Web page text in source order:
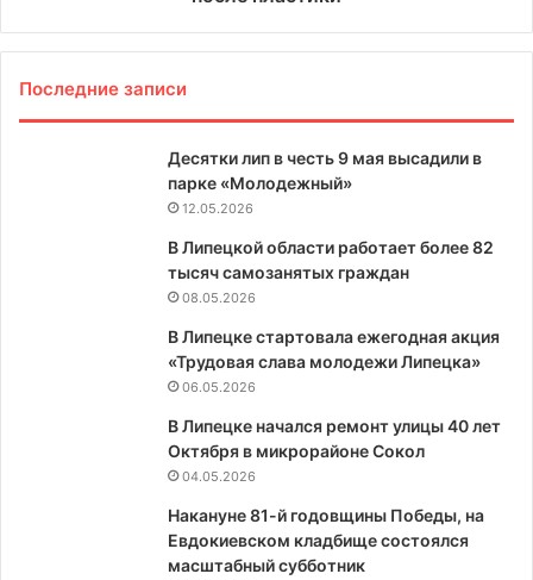
Последние записи
Десятки лип в честь 9 мая высадили в
парке «Молодежный»
12.05.2026
В Липецкой области работает более 82
тысяч самозанятых граждан
08.05.2026
В Липецке стартовала ежегодная акция
«Трудовая слава молодежи Липецка»
06.05.2026
В Липецке начался ремонт улицы 40 лет
Октября в микрорайоне Сокол
04.05.2026
Накануне 81-й годовщины Победы, на
Евдокиевском кладбище состоялся
масштабный субботник